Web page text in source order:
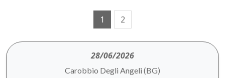
1 2
28/06/2026
Carobbio Degli Angeli (BG)